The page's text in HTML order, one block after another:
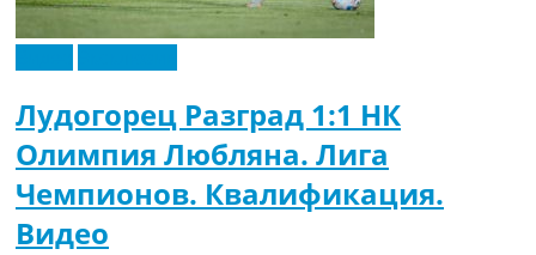
Лудогорец Разград 1:1 НК
Олимпия Любляна. Лига
Чемпионов. Квалификация.
Видео